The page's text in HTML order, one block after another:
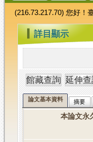
文
加
值
系
統
(216.73.217.70) 您好！
::: 詳目顯示
論文基本資料 摘要
本論文永